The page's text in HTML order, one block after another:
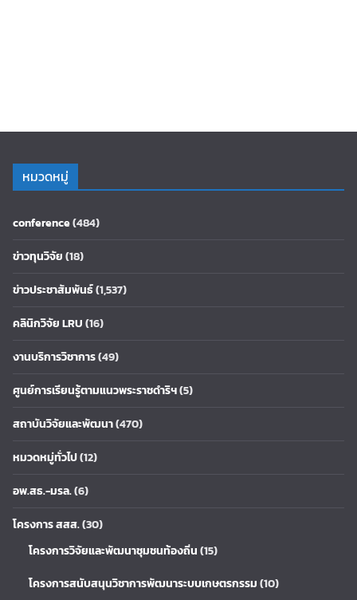
หมวดหมู่
conference(484)
ข่าวทุนวิจัย(18)
ข่าวประชาสัมพันธ์(1,537)
คลินิกวิจัย LRU(16)
งานบริการวิชาการ(49)
ศูนย์การเรียนรู้ตามแนวพระราชดำริฯ(5)
สถาบันวิจัยและพัฒนา(470)
หมวดหมู่ทั่วไป(12)
อพ.สธ.-มรล.(6)
โครงการ สสส.(30)
โครงการวิจัยและพัฒนาชุมชนท้องถิ่น(15)
โครงการสนับสนุนวิชาการพัฒนาระบบเกษตรกรรม(10)